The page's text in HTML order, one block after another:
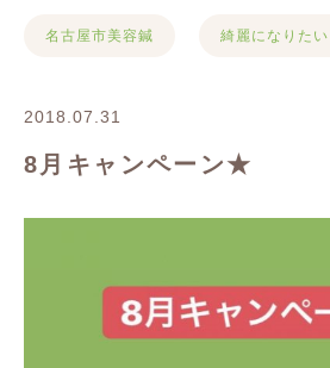
名古屋市美容鍼 綺麗になりたい
2018.07.31
8月キャンペーン★